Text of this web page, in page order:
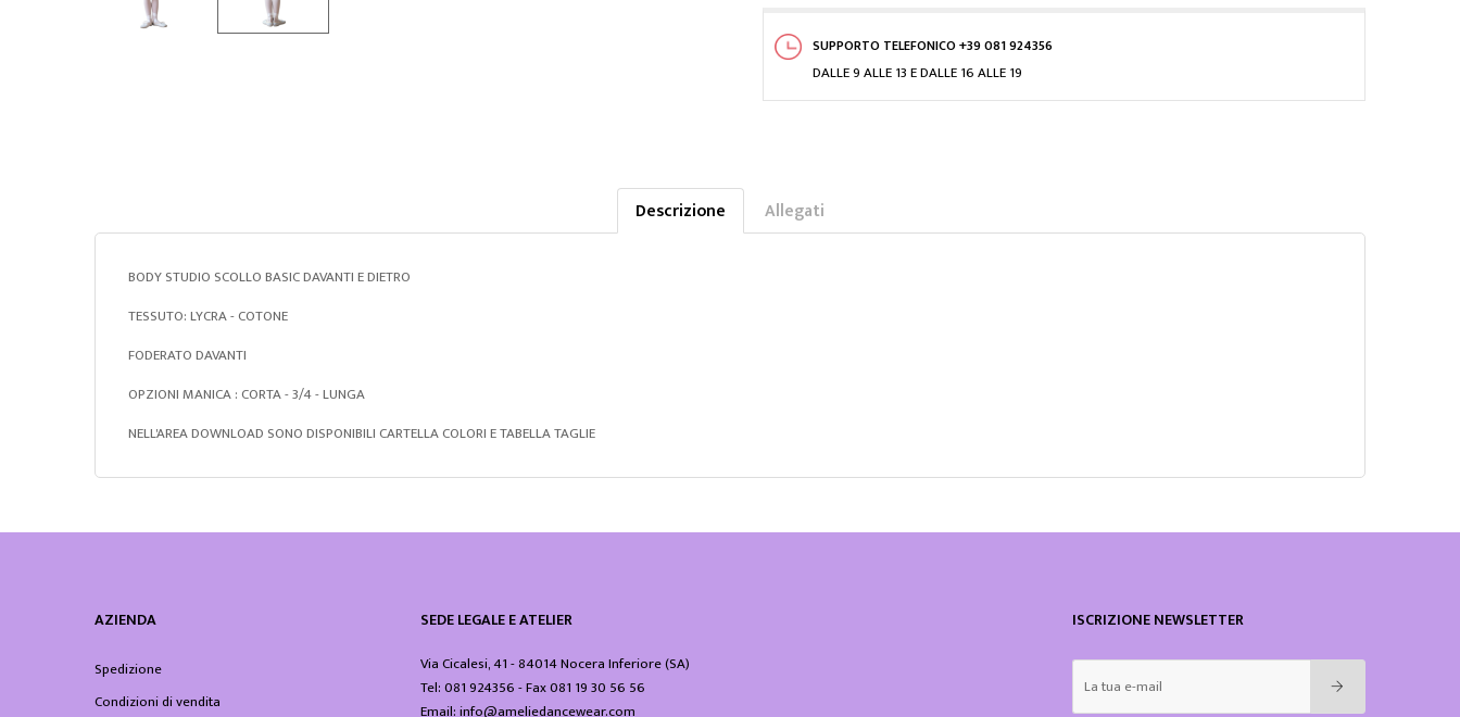
SUPPORTO TELEFONICO +39 081 924356
DALLE 9 ALLE 13 E DALLE 16 ALLE 19
Descrizione Allegati
BODY STUDIO SCOLLO BASIC DAVANTI E DIETRO
TESSUTO: LYCRA - COTONE
FODERATO DAVANTI
OPZIONI MANICA : CORTA - 3/4 - LUNGA
NELL'AREA DOWNLOAD SONO DISPONIBILI CARTELLA COLORI E TABELLA TAGLIE
AZIENDA
Spedizione
Condizioni di vendita
SEDE LEGALE E ATELIER
Via Cicalesi, 41 - 84014 Nocera Inferiore (SA)
Tel: 081 924356 - Fax 081 19 30 56 56
Email: info@ameliedancewear.com
ISCRIZIONE NEWSLETTER